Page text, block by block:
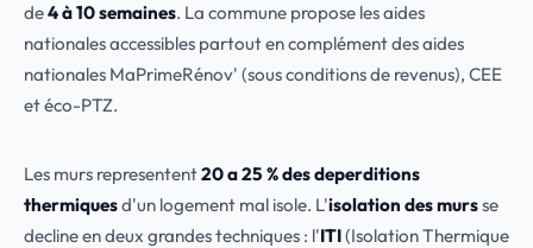
de4 à 10 semaines. La commune propose les aides
nationales accessibles partout en complément des aides
nationales MaPrimeRénov' (sous conditions de revenus), CEE
et éco-PTZ.
Les murs representent20 a 25 % des deperditions
thermiquesd'un logement mal isole. L'isolation des mursse
decline en deux grandes techniques : l'ITI(Isolation Thermique